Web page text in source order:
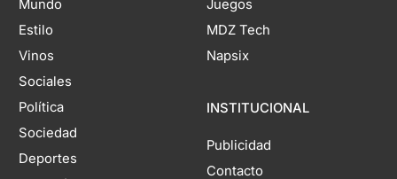
Mundo
Estilo
Vinos
Sociales
Política
Sociedad
Deportes
Juegos
MDZ Tech
Napsix
INSTITUCIONAL
Publicidad
Contacto